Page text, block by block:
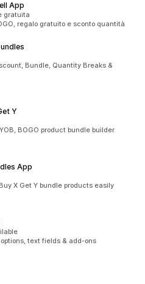
App
gratuita
regalo gratuito e sconto quantità
Bundle, Quantity Breaks &
Y
BOGO product bundle builder
App
X Get Y bundle products easily
text fields & add-ons